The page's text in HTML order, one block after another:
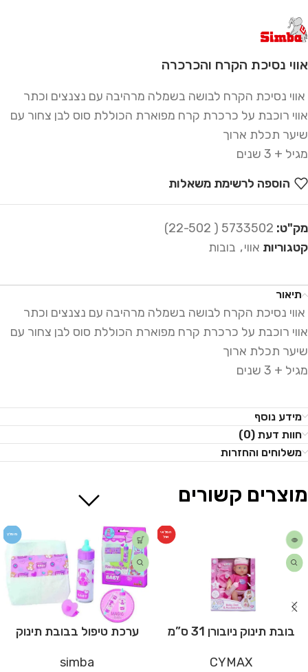
אווי נסיכת הקרח והכרכרה
אווי נסיכת הקרח לבושה בשמלה מרהיבה עם נצנצים וכתר
אווי רוכבת על כרכרת קרח מפוארת הכוללת סוס לבן צחור עם
שיער תכלת ארוך
מגיל + 3 שנים
הוספה לרשימת משאלות
מק"ט: 5733502 ( 22-502)
קטגוריות אווי, בובות
תיאור
אווי נסיכת הקרח לבושה בשמלה מרהיבה עם נצנצים וכתר
אווי רוכבת על כרכרת קרח מפוארת הכוללת סוס לבן צחור עם
שיער תכלת ארוך
מגיל + 3 שנים
מידע נוסף
חוות דעת (0)
משלוחים והחזרות
מוצרים קשורים
המלאי
אזל
בובת תינוק ניובורן 31 ס”מ
CYMAX
מומלץ
ערכת טיפול בבובת תינוק
simba